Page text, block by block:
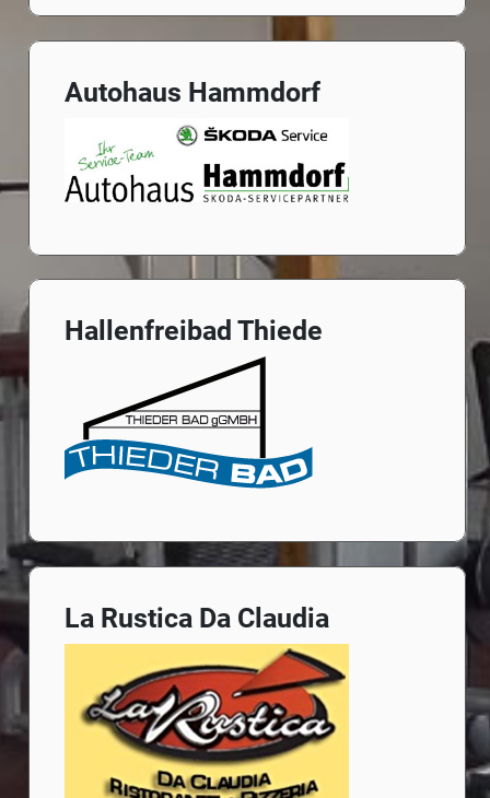
Autohaus Hammdorf
Hallenfreibad Thiede
La Rustica Da Claudia